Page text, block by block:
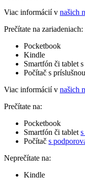
Viac informácií v našich
Prečítate na zariadeniach:
Pocketbook
Kindle
Smartfón či tablet
Počítač s
Viac informácií v našich
Prečítate na:
Pocketbook
Smartfón či tablet
Počítač s
Neprečítate na:
Kindle